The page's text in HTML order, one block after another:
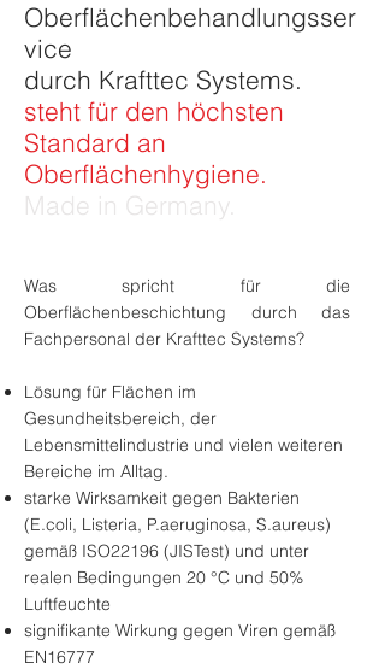
Oberflächenbehandlungsser
vice
durch Krafttec Systems.
steht für den höchsten
Standard an
Oberflächenhygiene.
Made in Germany.
Was spricht für die
Oberflächenbeschichtung durch das
Fachpersonal der Krafttec Systems?
Lösung für Flächen im
Gesundheitsbereich, der
Lebensmittelindustrie und vielen weiteren
Bereiche im Alltag.
starke Wirksamkeit gegen Bakterien
(E.coli, Listeria, P.aeruginosa, S.aureus)
gemäß ISO22196 (JISTest) und unter
realen Bedingungen 20 °C und 50%
Luftfeuchte
signifikante Wirkung gegen Viren gemäß
EN16777